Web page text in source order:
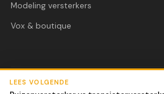
Modeling versterkers
Vox & boutique
© 2026 Soundz Magazine
LEES VOLGENDE